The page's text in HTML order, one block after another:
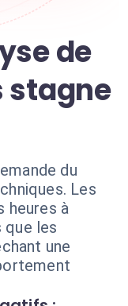
de
du
Les
heures à
que les
une